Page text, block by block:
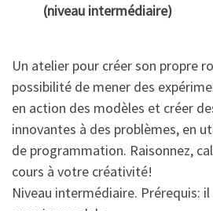
(niveau intermédiaire)
Un atelier pour créer son propre
possibilité de mener des
en action des modèles et créer
innovantes à des problèmes, en
de programmation. Raisonnez,
cours à votre créativité!
Niveau intermédiaire. Prérequis: